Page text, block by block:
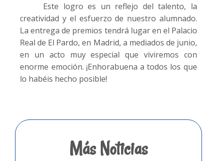
Este logro es un reflejo del talento, la
creatividad y el esfuerzo de nuestro alumnado.
La entrega de premios tendrá lugar en el Palacio
Real de El Pardo, en Madrid, a mediados de junio,
en un acto muy especial que viviremos con
enorme emoción. ¡Enhorabuena a todos los que
lo habéis hecho posible!
Más Noticias